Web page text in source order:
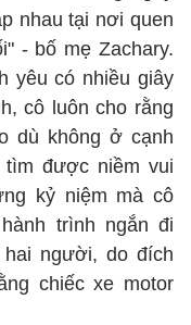
nhau tại nơi quen
- bố mẹ Zachary.
yêu có nhiều giây
cô luôn cho rằng
dù không ở cạnh
được niềm vui
kỷ niệm mà cô
trình ngắn đi
người, do đích
chiếc xe motor